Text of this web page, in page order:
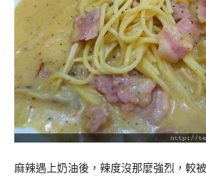
麻辣遇上奶油後，辣度沒那麼強烈，較